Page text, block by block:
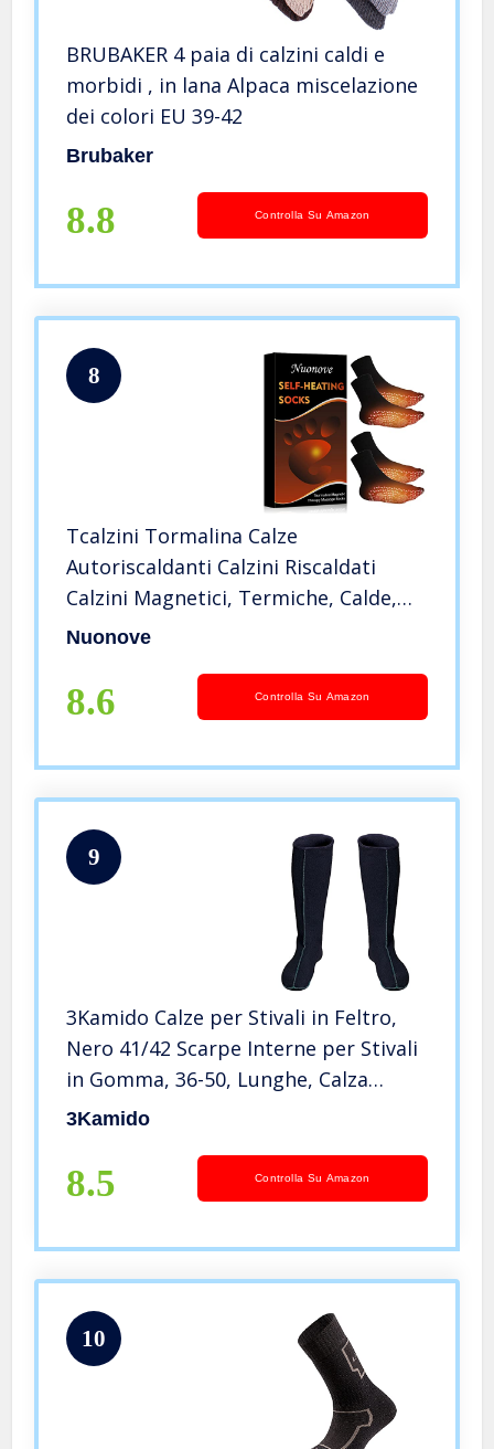
BRUBAKER 4 paia di calzini caldi e
morbidi , in lana Alpaca miscelazione
dei colori EU 39-42
Brubaker
8.8 Controlla Su Amazon
8
Tcalzini Tormalina Calze
Autoriscaldanti Calzini Riscaldati
Calzini Magnetici, Termiche, Calde,
Scaldamuscoli, Caldi, Invernali,
2PC, Regalo di Natale
Nuonove
8.6 Controlla Su Amazon
9
3Kamido Calze per Stivali in Feltro,
Nero 41/42 Scarpe Interne per Stivali
in Gomma, 36-50, Lunghe, Calza
Donna, Uomo, Inserto riscaldante in
3Kamido
8.5 Controlla Su Amazon
10